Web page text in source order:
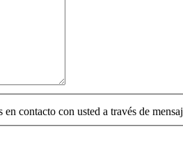
contacto con usted a través de